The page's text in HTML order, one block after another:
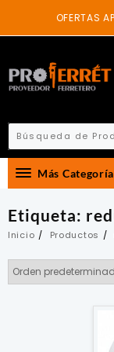
content
OFERTAS
Más
Etiqueta:
Inicio Productos